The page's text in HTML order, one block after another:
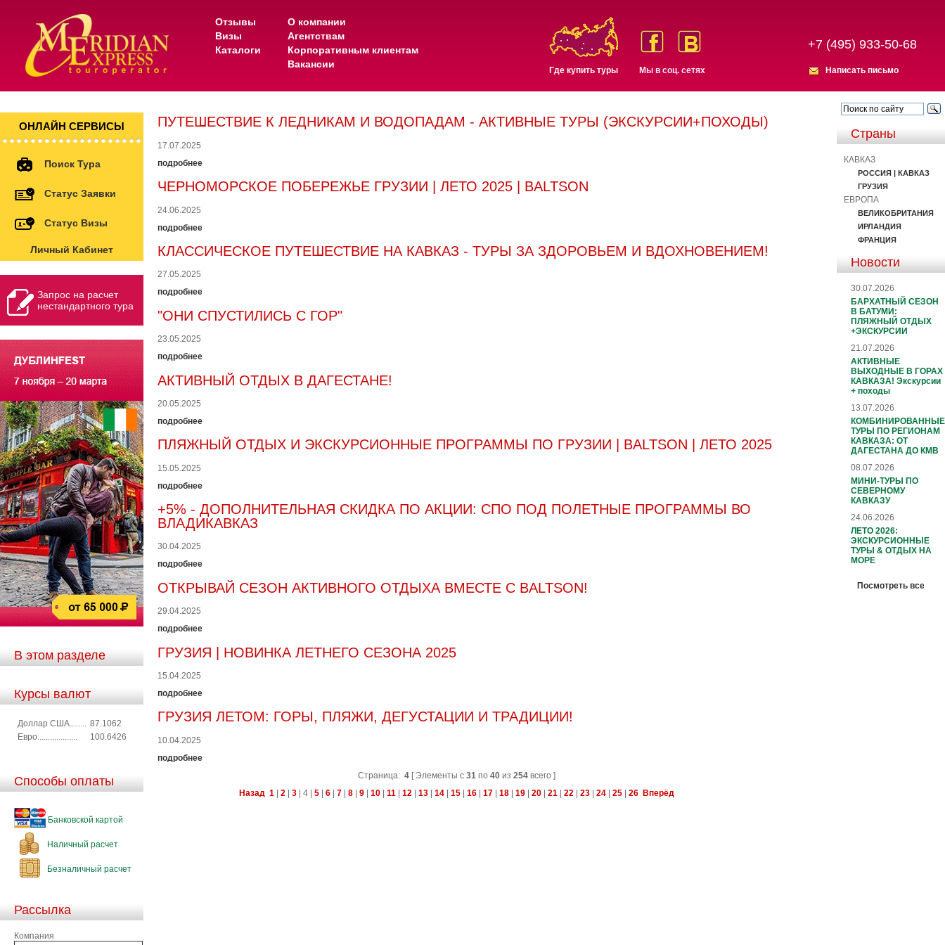
Отзывы
Визы
Каталоги
О компании
Агентствам
Корпоративным клиентам
Вакансии
Где купить туры Мы в соц. сетях
+7 (495) 933-50-68
Написать письмо
ОНЛАЙН СЕРВИСЫ
Поиск Тура
Статус Заявки
Статус Визы
Личный Кабинет
Запрос на расчет
нестандартного тура
В этом разделе
Курсы валют
Доллар США........ 87.1062
Евро...................
100.6426
Способы оплаты
Банковской картой
Наличный расчет
Безналичный расчет
Рассылка
Компания
ПУТЕШЕСТВИЕ К ЛЕДНИКАМ И ВОДОПАДАМ - АКТИВНЫЕ ТУРЫ (ЭКСКУРСИИ+ПОХОДЫ)
17.07.2025
подробнее
ЧЕРНОМОРСКОЕ ПОБЕРЕЖЬЕ ГРУЗИИ | ЛЕТО 2025 | BALTSON
24.06.2025
подробнее
КЛАССИЧЕСКОЕ ПУТЕШЕСТВИЕ НА КАВКАЗ - ТУРЫ ЗА ЗДОРОВЬЕМ И ВДОХНОВЕНИЕМ!
27.05.2025
подробнее
"ОНИ СПУСТИЛИСЬ С ГОР"
23.05.2025
подробнее
АКТИВНЫЙ ОТДЫХ В ДАГЕСТАНЕ!
20.05.2025
подробнее
ПЛЯЖНЫЙ ОТДЫХ И ЭКСКУРСИОННЫЕ ПРОГРАММЫ ПО ГРУЗИИ | BALTSON | ЛЕТО 2025
15.05.2025
подробнее
+5% - ДОПОЛНИТЕЛЬНАЯ СКИДКА ПО АКЦИИ: СПО ПОД ПОЛЕТНЫЕ ПРОГРАММЫ ВО
ВЛАДИКАВКАЗ
30.04.2025
подробнее
ОТКРЫВАЙ СЕЗОН АКТИВНОГО ОТДЫХА ВМЕСТЕ С BALTSON!
29.04.2025
подробнее
ГРУЗИЯ | НОВИНКА ЛЕТНЕГО СЕЗОНА 2025
15.04.2025
подробнее
ГРУЗИЯ ЛЕТОМ: ГОРЫ, ПЛЯЖИ, ДЕГУСТАЦИИ И ТРАДИЦИИ!
10.04.2025
подробнее
Страница: 4 [ Элементы с 31 по 40 из 254 всего ]
Назад 1 | 2 | 3 | 4 | 5 | 6 | 7 | 8 | 9 | 10 | 11 | 12 | 13 | 14 | 15 | 16 | 17 | 18 | 19 | 20 | 21 | 22 | 23 | 24 | 25 | 26 Вперёд
Страны
КАВКАЗ
РОССИЯ | КАВКАЗ
ГРУЗИЯ
ЕВРОПА
ВЕЛИКОБРИТАНИЯ
ИРЛАНДИЯ
ФРАНЦИЯ
Новости
30.07.2026
БАРХАТНЫЙ СЕЗОН
В БАТУМИ:
ПЛЯЖНЫЙ ОТДЫХ
+ЭКСКУРСИИ
21.07.2026
АКТИВНЫЕ
ВЫХОДНЫЕ В ГОРАХ
КАВКАЗА! Экскурсии
+ походы
13.07.2026
КОМБИНИРОВАННЫЕ
ТУРЫ ПО РЕГИОНАМ
КАВКАЗА: ОТ
ДАГЕСТАНА ДО КМВ
08.07.2026
МИНИ-ТУРЫ ПО
СЕВЕРНОМУ
КАВКАЗУ
24.06.2026
ЛЕТО 2026:
ЭКСКУРСИОННЫЕ
ТУРЫ & ОТДЫХ НА
МОРЕ
Посмотреть все